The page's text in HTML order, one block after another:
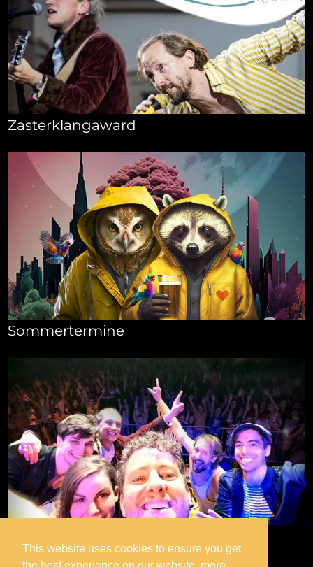
Zasterklangaward
Sommertermine
This website uses cookies to ensure you get